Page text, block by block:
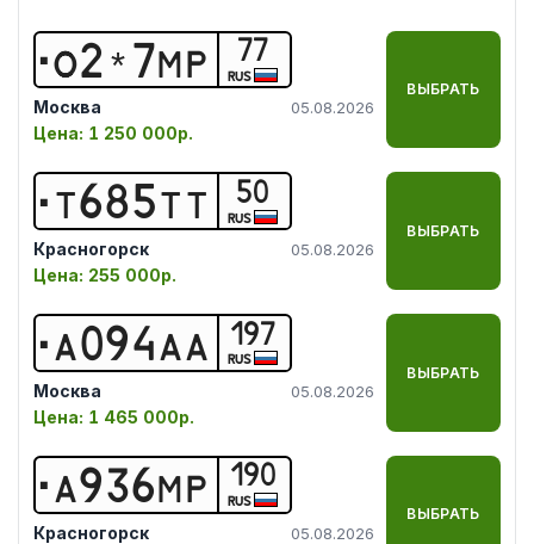
О2 * 7МР 77
RUS
Москва 05.08.2026
Цена: 1 250 000р.
ВЫБРАТЬ
Т685ТТ 50
RUS
Красногорск 05.08.2026
Цена: 255 000р.
ВЫБРАТЬ
А094 А А 197
RUS
Москва 05.08.2026
Цена: 1 465 000р.
ВЫБРАТЬ
А936МР 190
RUS
Красногорск 05.08.2026
ВЫБРАТЬ